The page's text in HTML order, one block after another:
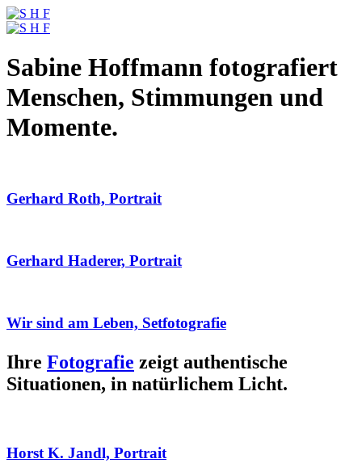
Sabine Hoffmann fotografiert
Menschen, Stimmungen und
Momente.
Gerhard Roth, Portrait
Gerhard Haderer, Portrait
Wir sind am Leben, Setfotografie
Ihre Fotografie zeigt authentische
Situationen, in natürlichem Licht.
Horst K. Jandl, Portrait